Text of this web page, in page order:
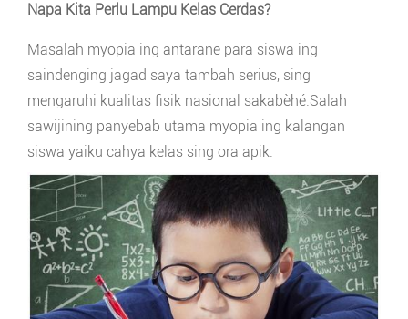
Napa Kita Perlu Lampu Kelas Cerdas?
Masalah myopia ing antarane para siswa ing
saindenging jagad saya tambah serius, sing
mengaruhi kualitas fisik nasional sakabèhé.Salah
sawijining panyebab utama myopia ing kalangan
siswa yaiku cahya kelas sing ora apik.